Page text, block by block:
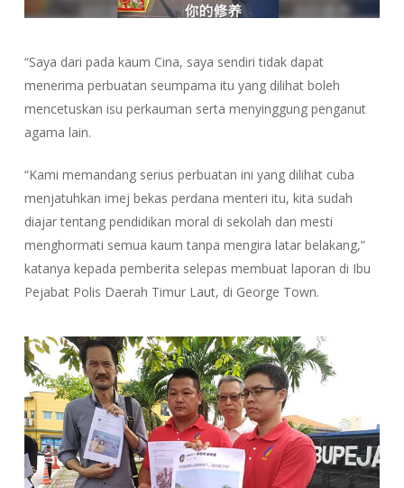
“Saya dari pada kaum Cina, saya sendiri tidak dapat
menerima perbuatan seumpama itu yang dilihat boleh
mencetuskan isu perkauman serta menyinggung penganut
agama lain.
“Kami memandang serius perbuatan ini yang dilihat cuba
menjatuhkan imej bekas perdana menteri itu, kita sudah
diajar tentang pendidikan moral di sekolah dan mesti
menghormati semua kaum tanpa mengira latar belakang,”
katanya kepada pemberita selepas membuat laporan di Ibu
Pejabat Polis Daerah Timur Laut, di George Town.